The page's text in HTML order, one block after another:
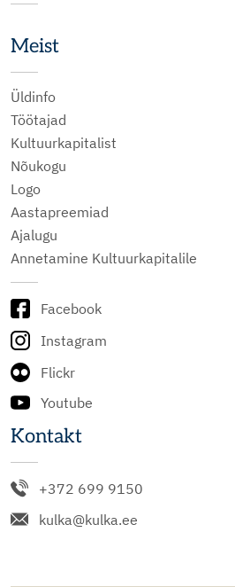
Meist
Üldinfo
Töötajad
Kultuurkapitalist
Nõukogu
Logo
Aastapreemiad
Ajalugu
Annetamine Kultuurkapitalile
Facebook
Instagram
Flickr
Youtube
Kontakt
+372 699 9150
kulka@kulka.ee